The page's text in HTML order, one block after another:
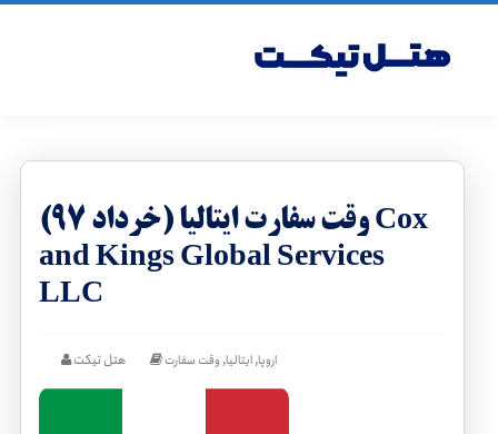
وقت سفارت ایتالیا (خرداد ۹۷) Cox
and Kings Global Services
LLC
هتل تیکت اروپا,ایتالیا, وقت سفارت